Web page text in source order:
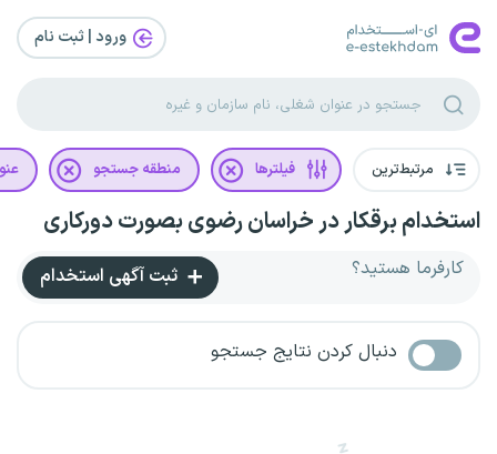
ورود | ثبت‌ نام
مرتبط‌ترین فیلترها منطقه جستجو
استخدام برقکار در خراسان رضوی بصورت دورکاری
کارفرما هستید؟ ثبت آگهی استخدام
دنبال کردن نتایج جستجو